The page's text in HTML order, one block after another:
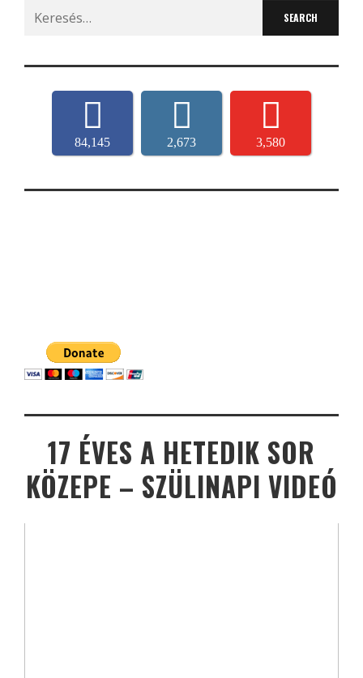
Search
for:
84,145 2,673 3,580
17 ÉVES A HETEDIK SOR
KÖZEPE – SZÜLINAPI VIDEÓ